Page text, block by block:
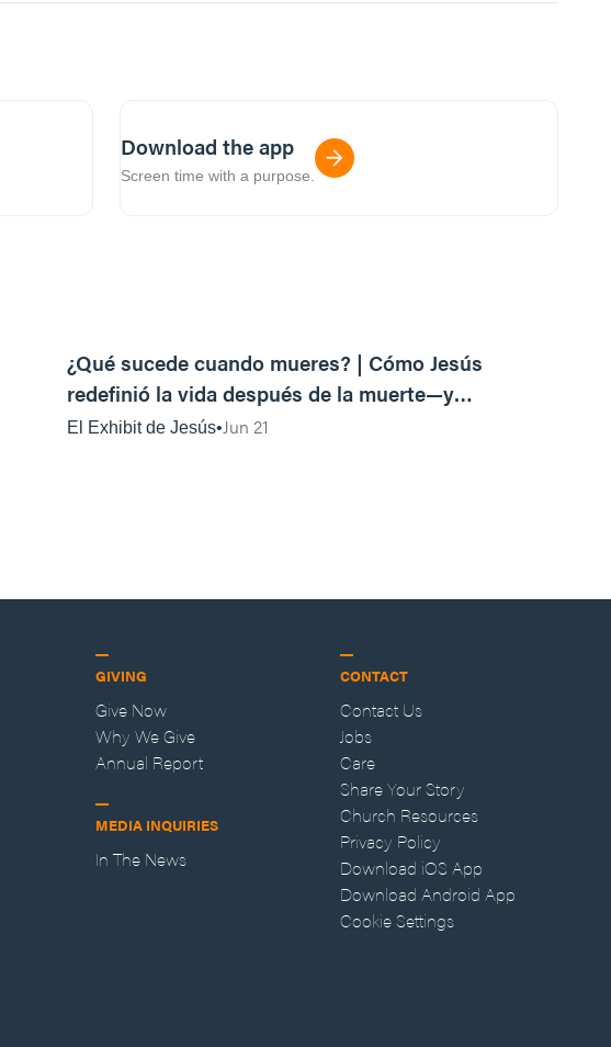
Download the app
Screen time with a purpose.
¿Qué sucede cuando mueres? | Cómo Jesús
redefinió la vida después de la muerte—y
también Esta vida
El Exhibit de Jesús Jun 21
GIVING
Give Now
Why We Give
Annual Report
MEDIA INQUIRIES
In The News
CONTACT
Contact Us
Jobs
Care
Share Your Story
Church Resources
Privacy Policy
Download iOS App
Download Android App
Cookie Settings